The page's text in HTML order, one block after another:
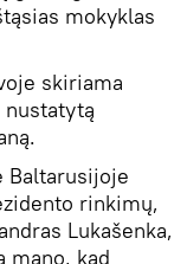
mokyklas
skiriama
Baltarusijoje
rinkimų,
Lukašenka,
mano, kad